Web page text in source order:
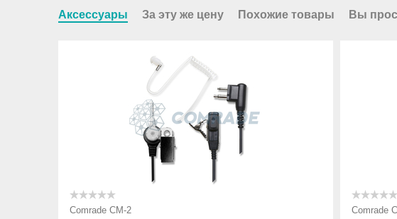
Аксессуары За эту же цену Похожие товары Вы
Comrade CM-2 Comrade